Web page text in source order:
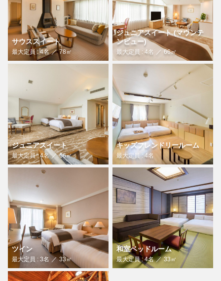
サウススイート
最大定員 : 4名 78㎡
ジュニアスイート (マウンテ
ンビュー)
最大定員 : 4名 66㎡
ジュニアスイート
最大定員 : 4名 66㎡
キッズフレンドリールーム
最大定員 : 4名
ツイン
最大定員 : 3名 33㎡
和室ベッドルーム
最大定員 : 4名 33㎡